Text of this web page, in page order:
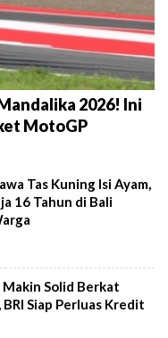
2026! Ini
MotoGP
Tas Kuning Isi Ayam,
16 Tahun di Bali
Solid Berkat
BRI Siap Perluas Kredit